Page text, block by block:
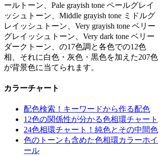
ールトーン、Pale grayish tone ペールグレイ
ッシュトーン、Middle grayish tone ミドルグ
レイッシュトーン、Very grayish tone ベリー
グレイッシュトーン、Very dark tone ベリー
ダークトーン、の17色調と各色での12色
相、それに白色・灰色・黒色を加えた207色
が背景色に当てられます。
カラーチャート
配色検索！キーワードから作る配色
12色の関係性が分かる色相環チャート
24色相環チャート！純色とその中間色
色のトーンも含めた色相環カラーホイ
ール